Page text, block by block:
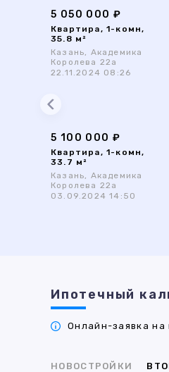
5 050 000 ₽
Квартира, 1-комн,
35.8 м²
Казань, Академика
Королева 22а
22.11.2024 08:26
5 100 000 ₽
Квартира, 1-комн,
33.7 м²
Казань, Академика
Королева 22а
03.09.2024 14:50
Ипотечный
Онлайн-заявка на
НОВОСТРОЙКИ